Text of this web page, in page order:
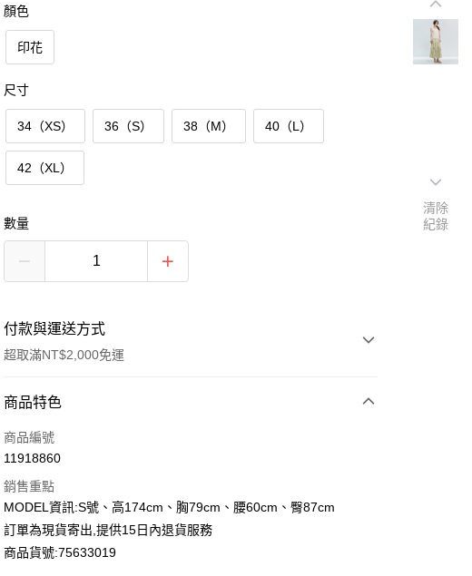
顏色
印花
尺寸
34（XS） 36（S） 38（M） 40（L）
42（XL）
數量
付款與運送方式
超取滿NT$2,000免運
付款方式
信用卡一次付款
LINE Pay
Apple Pay
商品特色
商品編號
11918860
銷售重點
MODEL資訊:S號、高174cm、胸79cm、腰60cm、臀87cm
訂單為現貨寄出,提供15日內退貨服務
商品貨號:75633019
清除
紀錄